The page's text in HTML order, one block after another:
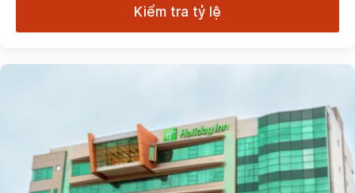
Kiểm tra tỷ lệ